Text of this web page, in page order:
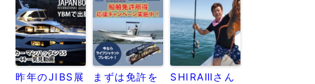
昨年のJIBS展
まずは免許を
SHIRAⅢさん